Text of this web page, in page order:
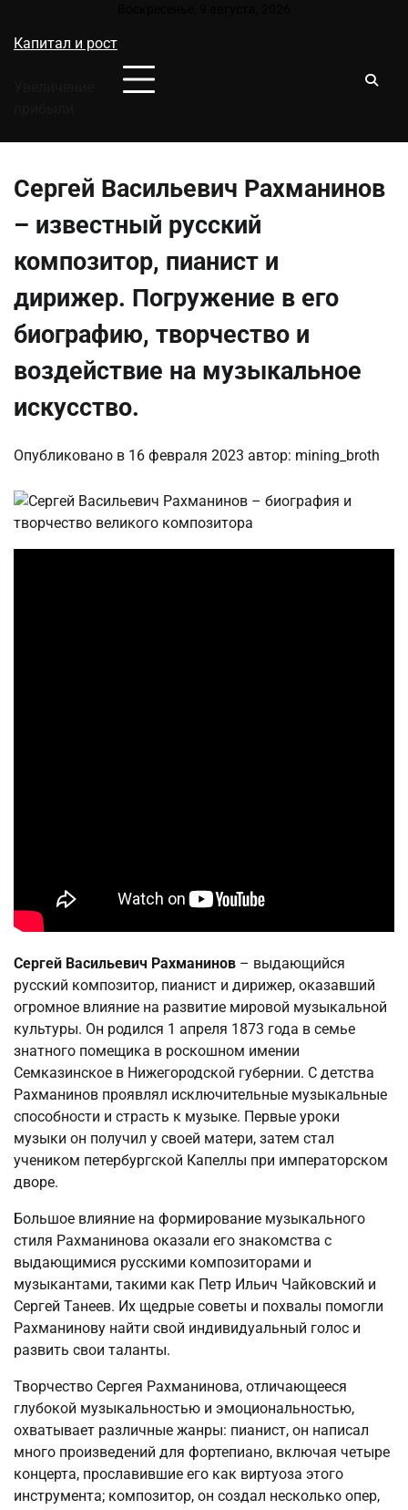
содержимому
Капитал и рост
Сергей Васильевич Рахманинов
– известный русский
композитор, пианист и
дирижер. Погружение в его
биографию, творчество и
воздействие на музыкальное
искусство.
Опубликовано в 16 февраля 2023 автор: mining_broth
Сергей Васильевич Рахманинов – выдающийся
русский композитор, пианист и дирижер, оказавший
огромное влияние на развитие мировой музыкальной
культуры. Он родился 1 апреля 1873 года в семье
знатного помещика в роскошном имении
Семказинское в Нижегородской губернии. С детства
Рахманинов проявлял исключительные музыкальные
способности и страсть к музыке. Первые уроки
музыки он получил у своей матери, затем стал
учеником петербургской Капеллы при императорском
дворе.
Большое влияние на формирование музыкального
стиля Рахманинова оказали его знакомства с
выдающимися русскими композиторами и
музыкантами, такими как Петр Ильич Чайковский и
Сергей Танеев. Их щедрые советы и похвалы помогли
Рахманинову найти свой индивидуальный голос и
развить свои таланты.
Творчество Сергея Рахманинова, отличающееся
глубокой музыкальностью и эмоциональностью,
охватывает различные жанры: пианист, он написал
много произведений для фортепиано, включая четыре
концерта, прославившие его как виртуоза этого
инструмента; композитор, он создал несколько опер,